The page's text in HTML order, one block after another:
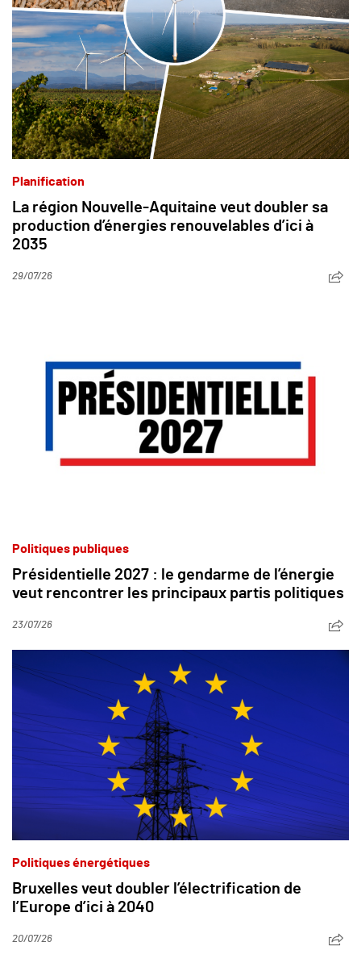
Planification
La région Nouvelle-Aquitaine veut doubler sa
production d’énergies renouvelables d’ici à
2035
29/07/26
Politiques publiques
Présidentielle 2027 : le gendarme de l’énergie
veut rencontrer les principaux partis politiques
23/07/26
Politiques énergétiques
Bruxelles veut doubler l’électrification de
l’Europe d’ici à 2040
20/07/26